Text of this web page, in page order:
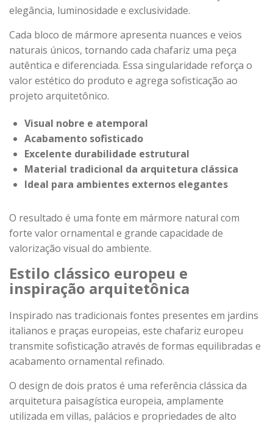
elegância, luminosidade e exclusividade.
Cada bloco de mármore apresenta nuances e veios
naturais únicos, tornando cada chafariz uma peça
autêntica e diferenciada. Essa singularidade reforça o
valor estético do produto e agrega sofisticação ao
projeto arquitetônico.
Visual nobre e atemporal
Acabamento sofisticado
Excelente durabilidade estrutural
Material tradicional da arquitetura clássica
Ideal para ambientes externos elegantes
O resultado é uma fonte em mármore natural com
forte valor ornamental e grande capacidade de
valorização visual do ambiente.
Estilo clássico europeu e
inspiração arquitetônica
Inspirado nas tradicionais fontes presentes em jardins
italianos e praças europeias, este chafariz europeu
transmite sofisticação através de formas equilibradas e
acabamento ornamental refinado.
O design de dois pratos é uma referência clássica da
arquitetura paisagística europeia, amplamente
utilizada em villas, palácios e propriedades de alto